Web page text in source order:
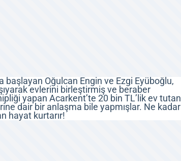
Oğulcan Engin ve Ezgi Eyüboğlu,
evlerini birleştirmiş ve beraber
yapan Acarkent’te 20 bin TL’lik ev tutan
dair bir anlaşma bile yapmışlar. Ne kadar
hayat kurtarır!